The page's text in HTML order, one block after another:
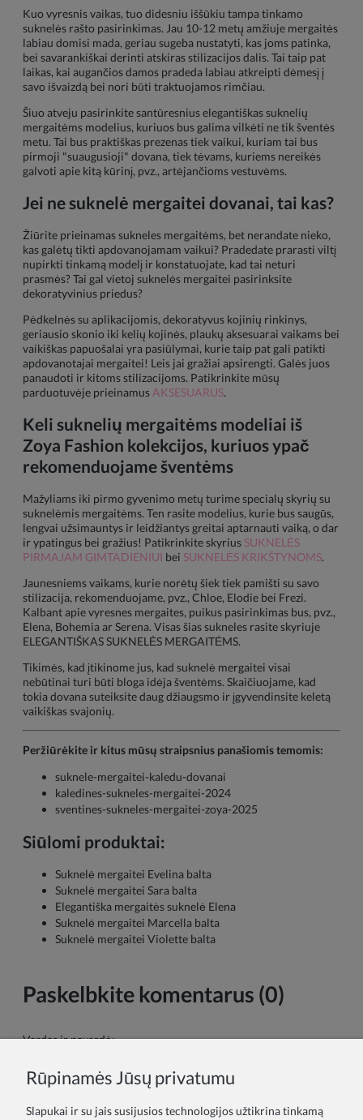
Kuo vyresnis vaikas, tuo didesniu iššūkiu tampa tinkamo
suknelės rašto pasirinkimas. Jau 10-12 metų amžiuje mergaitės
labiau domisi mada, geriau sugeba nustatyti, kas joms patinka,
bei savarankiškai derinti atskiras stilizacijos dalis. Tai taip pat
laikas, kai augančios damos pradeda labiau atkreipti dėmesį į
savo išvaizdą bei nori būti traktuojamos rimčiau.
Šiuo atveju pasirinkite santūresnius elegantiškas suknelių
mergaitėms modelius, kuriuos bus galima vilkėti ne tik šventės
metu. Tai bus praktiškas prezenas tiek vaikui, kuriam tai bus
pirmoji "suaugusioji" dovana, tiek tėvams, kuriems nereikės
galvoti apie kitą kūrinį, pvz., artėjančioms vestuvėms.
Jei ne suknelė mergaitei dovanai, tai kas?
Žiūrite prieinamas sukneles mergaitėms, bet nerandate nieko,
kas galėtų tikti apdovanojamam vaikui? Pradedate prarasti viltį
nupirkti tinkamą modelį ir konstatuojate, kad tai neturi
prasmės? Tai gal vietoj suknelės mergaitei pasirinksite
dekoratyvinius priedus?
Pėdkelnės su aplikacijomis, dekoratyvus kojinių rinkinys,
geriausio skonio iki kelių kojinės, plaukų aksesuarai vaikams bei
vaikiškas papuošalai yra pasiūlymai, kurie taip pat gali patikti
apdovanotajai mergaitei! Leis jai gražiai apsirengti. Galės juos
panaudoti ir kitoms stilizacijoms. Patikrinkite mūsų
parduotuvėje prieinamus AKSESUARUS.
Keli suknelių mergaitėms modeliai iš
Zoya Fashion kolekcijos, kuriuos ypač
rekomenduojame šventėms
Mažyliams iki pirmo gyvenimo metų turime specialų skyrių su
suknelėmis mergaitėms. Ten rasite modelius, kurie bus saugūs,
lengvai užsimauntys ir leidžiantys greitai aptarnauti vaiką, o dar
ir ypatingus bei gražius! Patikrinkite skyrius SUKNELĖS
PIRMAJAM GIMTADIENIUI bei SUKNELĖS KRIKŠTYNOMS.
Jaunesniems vaikams, kurie norėtų šiek tiek pamišti su savo
stilizacija, rekomenduojame, pvz., Chloe, Elodie bei Frezi.
Kalbant apie vyresnes mergaites, puikus pasirinkimas bus, pvz.,
Elena, Bohemia ar Serena. Visas šias sukneles rasite skyriuje
ELEGANTIŠKAS SUKNELĖS MERGAITĖMS.
Tikimės, kad įtikinome jus, kad suknelė mergaitei visai
nebūtinai turi būti bloga idėja šventėms. Skaičiuojame, kad
tokia dovana suteiksite daug džiaugsmo ir įgyvendinsite keletą
vaikiškas svajonių.
Peržiūrėkite ir kitus mūsų straipsnius panašiomis temomis:
suknele-mergaitei-kaledu-dovanai
kaledines-sukneles-mergaitei-2024
sventines-sukneles-mergaitei-zoya-2025
Siūlomi produktai:
Suknelė mergaitei Evelina balta
Suknelė mergaitei Sara balta
Elegantiška mergaitės suknelė Elena
Suknelė mergaitei Marcella balta
Suknelė mergaitei Violette balta
Paskelbkite komentarus (0)
Vardas ir pavardė:
Rūpinamės Jūsų privatumu
Slapukai ir su jais susijusios technologijos užtikrina tinkamą